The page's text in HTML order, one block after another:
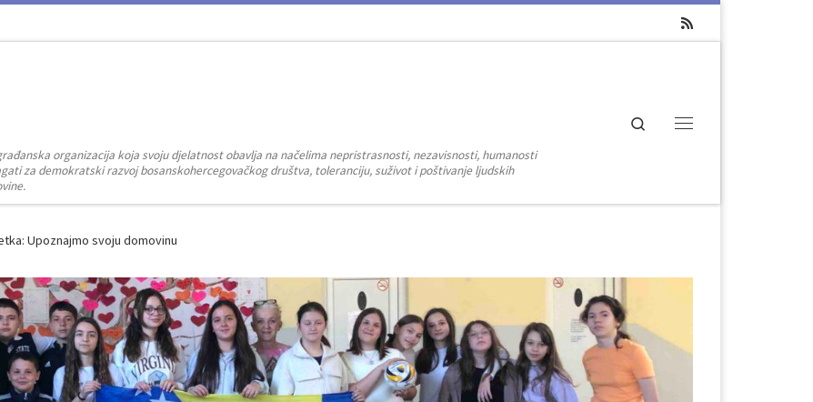
organizacija koja svoju djelatnost obavlja na načelima nepristrasnosti, nezavisnosti, humanosti
za demokratski razvoj bosanskohercegovačkog društva, toleranciju, suživot i poštivanje ljudskih
Search
Upoznajmo svoju domovinu